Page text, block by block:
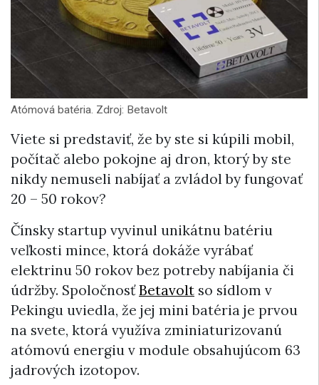
Atómová batéria. Zdroj: Betavolt
Viete si predstaviť, že by ste si kúpili mobil,
počítač alebo pokojne aj dron, ktorý by ste
nikdy nemuseli nabíjať a zvládol by fungovať
20 – 50 rokov?
Čínsky startup vyvinul unikátnu batériu
veľkosti mince, ktorá dokáže vyrábať
elektrinu 50 rokov bez potreby nabíjania či
údržby. SpoločnosťBetavolt so sídlom v
Pekingu uviedla, že jej mini batéria je prvou
na svete, ktorá využíva zminiaturizovanú
atómovú energiu v module obsahujúcom 63
jadrových izotopov.